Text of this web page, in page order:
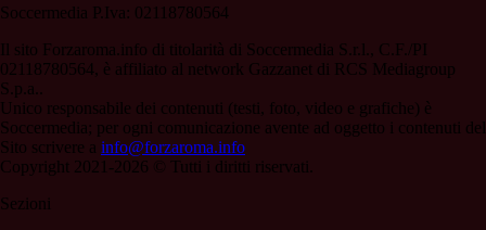
Soccermedia P.Iva: 02118780564
Il sito Forzaroma.info di titolarità di Soccermedia S.r.l., C.F./PI
02118780564, è affiliato al network Gazzanet di RCS Mediagroup
S.p.a..
Unico responsabile dei contenuti (testi, foto, video e grafiche) è
Soccermedia; per ogni comunicazione avente ad oggetto i contenuti del
Sito scrivere a info@forzaroma.info
Copyright 2021-2026 © Tutti i diritti riservati.
Sezioni